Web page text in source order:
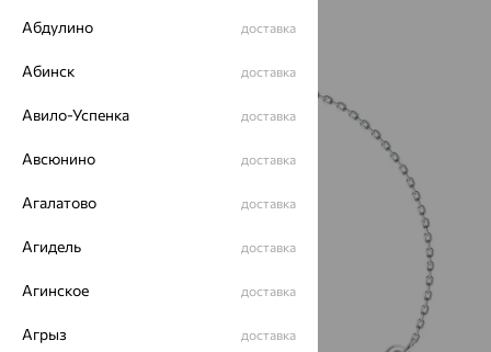
Абдулино доставка
Абинск доставка
Авило-Успенка доставка
Авсюнино доставка
Агалатово доставка
Агидель доставка
Агинское доставка
Агрыз доставка